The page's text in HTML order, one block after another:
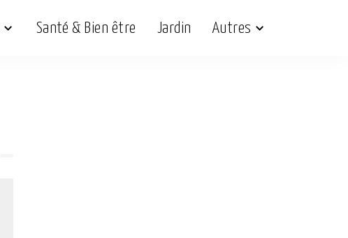
Santé & Bien être Jardin Autres